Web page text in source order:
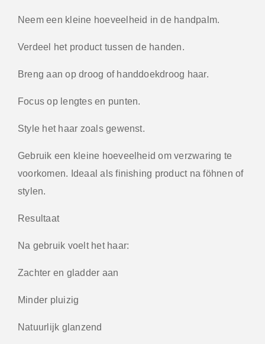
Neem een kleine hoeveelheid in de handpalm.
Verdeel het product tussen de handen.
Breng aan op droog of handdoekdroog haar.
Focus op lengtes en punten.
Style het haar zoals gewenst.
Gebruik een kleine hoeveelheid om verzwaring te
voorkomen. Ideaal als finishing product na föhnen of
stylen.
Resultaat
Na gebruik voelt het haar:
Zachter en gladder aan
Minder pluizig
Natuurlijk glanzend